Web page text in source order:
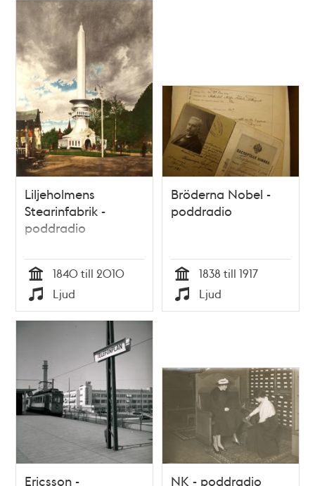
Liljeholmens
Stearinfabrik -
poddradio
Tid
1840 till 2010
Typ
Ljud
Bröderna Nobel -
poddradio
Tid
1838 till 1917
Typ
Ljud
Ericsson - NK - poddradio